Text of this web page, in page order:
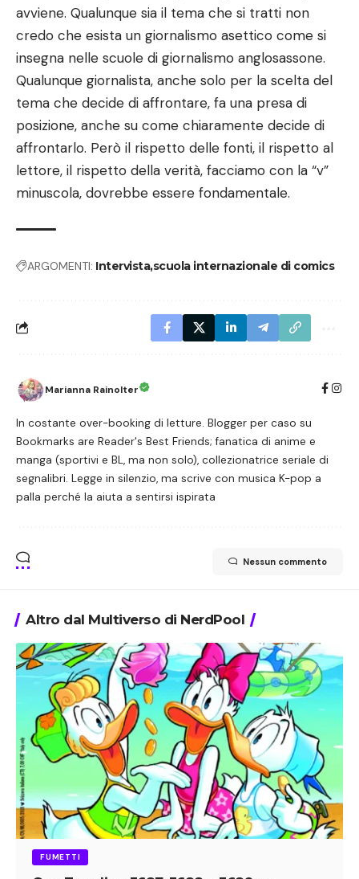
avviene. Qualunque sia il tema che si tratti non
credo che esista un giornalismo asettico come si
insegna nelle scuole di giornalismo anglosassone.
Qualunque giornalista, anche solo per la scelta del
tema che decide di affrontare, fa una presa di
posizione, anche su come chiaramente decide di
affrontarlo. Però il rispetto delle fonti, il rispetto al
lettore, il rispetto della verità, facciamo con la “v”
minuscola, dovrebbe essere fondamentale.
ARGOMENTI: Intervistascuola internazionale di comics
Marianna Rainolter
In costante over-booking di letture. Blogger per caso su
Bookmarks are Reader's Best Friends; fanatica di anime e
manga (sportivi e BL, ma non solo), collezionatrice seriale di
segnalibri. Legge in silenzio, ma scrive con musica K-pop a
palla perché la aiuta a sentirsi ispirata
Nessun commento
Altro dal Multiverso di NerdPool
FUMETTI